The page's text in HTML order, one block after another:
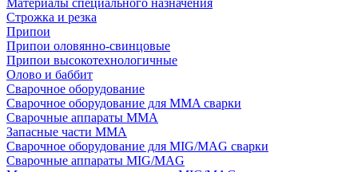
Материалы специального назначения
Строжка и резка
Припои
Припои оловянно-свинцовые
Припои высокотехнологичные
Олово и баббит
Сварочное оборудование
Сварочное оборудование для MMA сварки
Сварочные аппараты MMA
Запасные части MMA
Сварочное оборудование для MIG/MAG сварки
Сварочные аппараты MIG/MAG